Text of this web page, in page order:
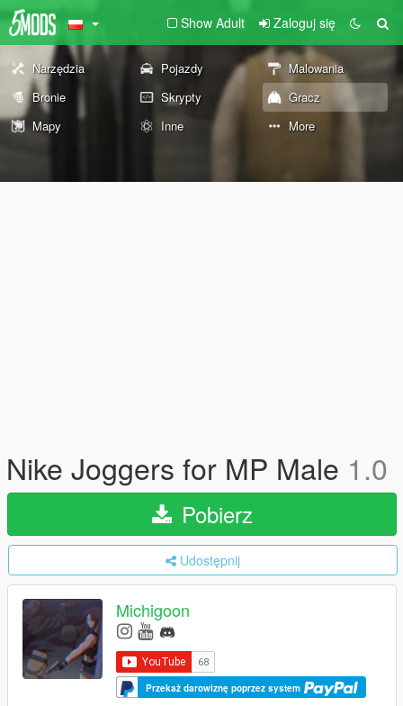
Show Adult Zaloguj się
Narzędzia Pojazdy
Malowania
Bronie
Skrypty
Gracz
Mapy
Inne More
Nike Joggers for MP Male 1.0
Pobierz
Udostępnij
Michigoon
Przekaż darowiznę poprzez system